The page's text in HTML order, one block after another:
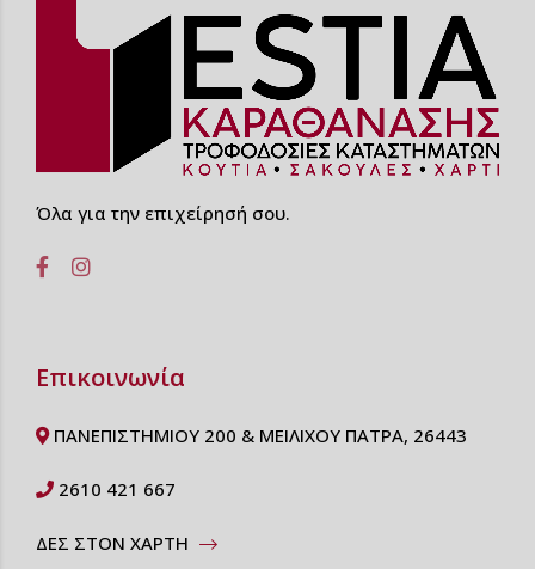
Όλα για την επιχείρησή σου.
Επικοινωνία
ΠΑΝΕΠΙΣΤΗΜΙΟΥ 200 & ΜΕΙΛΙΧΟΥ ΠΑΤΡΑ, 26443
2610 421 667
ΔΕΣ ΣΤΟΝ ΧΑΡΤΗ